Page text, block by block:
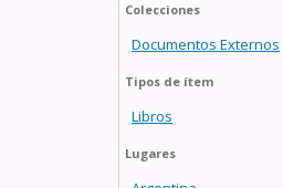
Colecciones
Documentos Externos
Tipos de ítem
Libros
Lugares